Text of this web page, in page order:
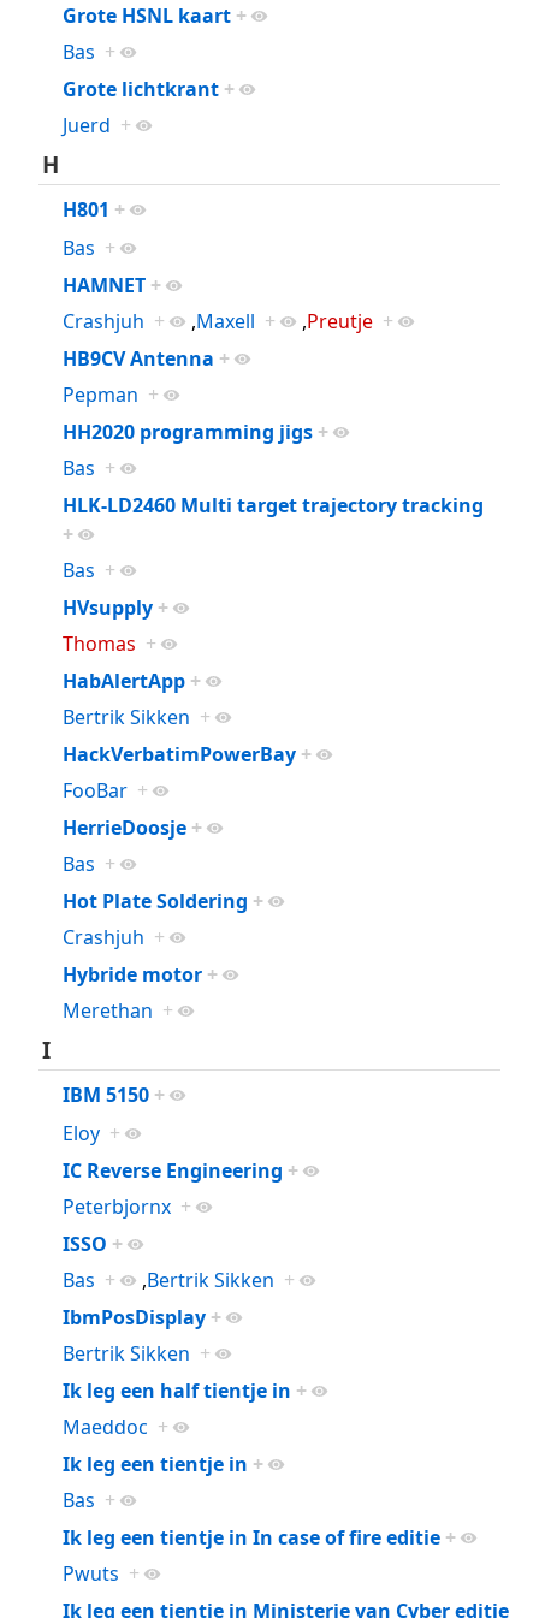
Grote HSNL kaart +
Bas +
Grote lichtkrant +
Juerd +
H
H801 +
Bas +
HAMNET +
Crashjuh + ,Maxell + ,Preutje +
HB9CV Antenna +
Pepman +
HH2020 programming jigs +
Bas +
HLK-LD2460 Multi target trajectory tracking
+
Bas +
HVsupply +
Thomas +
HabAlertApp +
Bertrik Sikken +
HackVerbatimPowerBay +
FooBar +
HerrieDoosje +
Bas +
Hot Plate Soldering +
Crashjuh +
Hybride motor +
Merethan +
I
IBM 5150 +
Eloy +
IC Reverse Engineering +
Peterbjornx +
ISSO +
Bas + ,Bertrik Sikken +
IbmPosDisplay +
Bertrik Sikken +
Ik leg een half tientje in +
Maeddoc +
Ik leg een tientje in +
Bas +
Ik leg een tientje in In case of fire editie +
Pwuts +
Ik leg een tientje in Ministerie van Cyber editie